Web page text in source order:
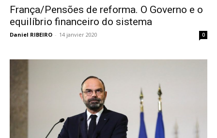
França/Pensões de reforma. O Governo e o
equilíbrio financeiro do sistema
Daniel RIBEIRO - 14 janvier 2020 0